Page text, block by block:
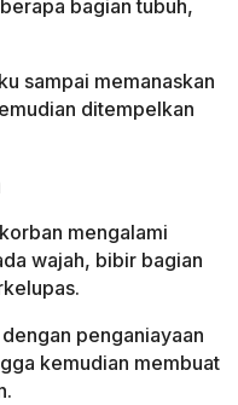
bagian tubuh,
sampai memanaskan
ditempelkan
mengalami
wajah, bibir bagian
penganiayaan
kemudian membuat